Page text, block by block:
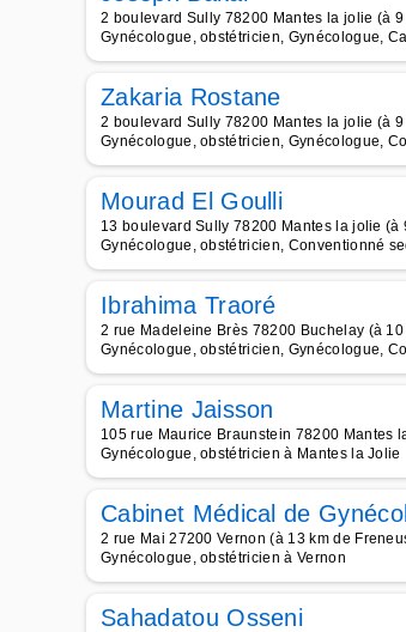
2 boulevard Sully 78200 Mantes la jolie (à
Gynécologue, obstétricien, Gynécologue,
Zakaria Rostane
2 boulevard Sully 78200 Mantes la jolie (à
Gynécologue, obstétricien, Gynécologue,
Mourad El Goulli
13 boulevard Sully 78200 Mantes la jolie (à
Gynécologue, obstétricien, Conventionné
Ibrahima Traoré
2 rue Madeleine Brès 78200 Buchelay (à
Gynécologue, obstétricien, Gynécologue,
Martine Jaisson
105 rue Maurice Braunstein 78200 Mantes
Gynécologue, obstétricien à Mantes la Jolie
Cabinet Médical de
2 rue Mai 27200 Vernon (à 13 km de
Gynécologue, obstétricien à Vernon
Sahadatou Osseni